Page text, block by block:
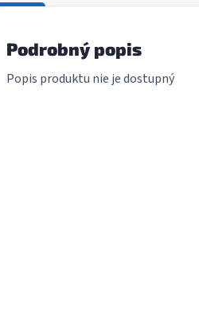
Podrobný popis
Popis produktu nie je dostupný